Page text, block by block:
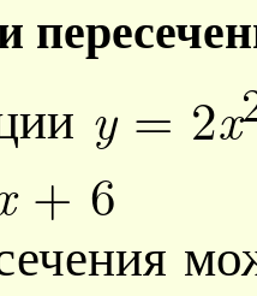
y= 2x
+ 6